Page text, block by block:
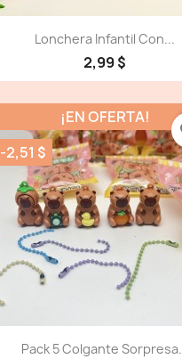
Lonchera Infantil Con...
2,99 $
Pack 5 Colgante
¡EN OFERTA!
-2,51 $